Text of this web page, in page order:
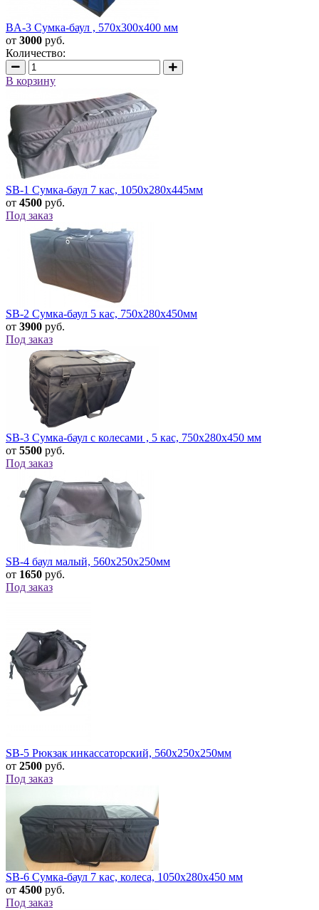
BA-3 Сумка-баул , 570x300x400 мм
от 3000 руб.
Количество:
В корзину
SB-1 Сумка-баул 7 кас, 1050х280х445мм
от 4500 руб.
Под заказ
SB-2 Сумка-баул 5 кас, 750х280х450мм
от 3900 руб.
Под заказ
SB-3 Сумка-баул с колесами , 5 кас, 750х280х450 мм
от 5500 руб.
Под заказ
SB-4 баул малый, 560х250х250мм
от 1650 руб.
Под заказ
SB-5 Рюкзак инкассаторский, 560х250х250мм
от 2500 руб.
Под заказ
SB-6 Сумка-баул 7 кас, колеса, 1050х280х450 мм
от 4500 руб.
Под заказ